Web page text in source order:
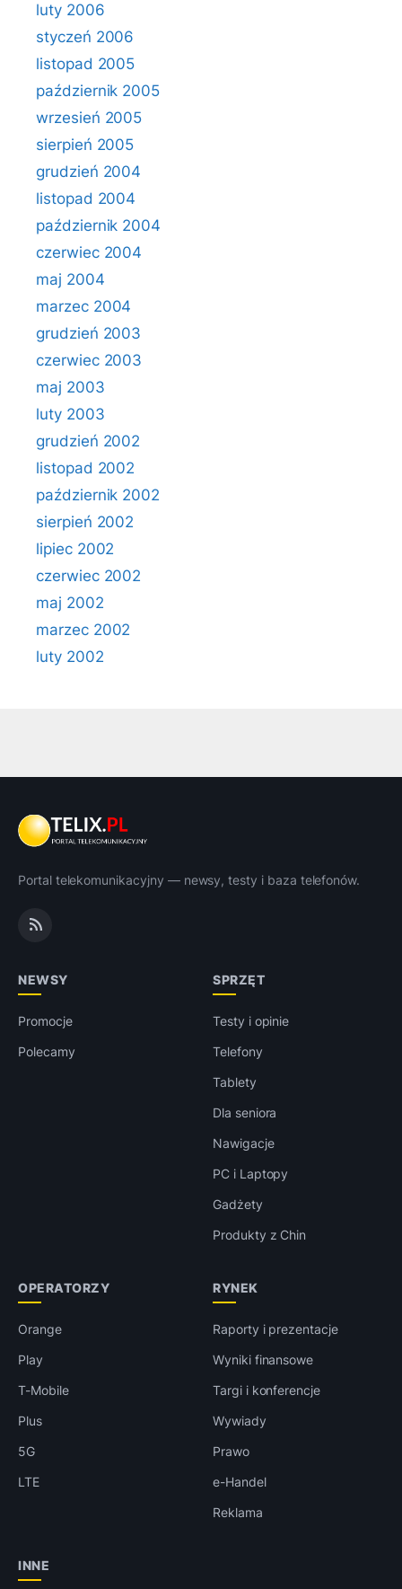
luty 2006
styczeń 2006
listopad 2005
październik 2005
wrzesień 2005
sierpień 2005
grudzień 2004
listopad 2004
październik 2004
czerwiec 2004
maj 2004
marzec 2004
grudzień 2003
czerwiec 2003
maj 2003
luty 2003
grudzień 2002
listopad 2002
październik 2002
sierpień 2002
lipiec 2002
czerwiec 2002
maj 2002
marzec 2002
luty 2002
Portal telekomunikacyjny — newsy, testy i baza telefonów.
NEWSY
Promocje
Polecamy
SPRZĘT
Testy i opinie
Telefony
Tablety
Dla seniora
Nawigacje
PC i Laptopy
Gadżety
Produkty z Chin
OPERATORZY
Orange
Play
T-Mobile
Plus
5G
LTE
RYNEK
Raporty i prezentacje
Wyniki finansowe
Targi i konferencje
Wywiady
Prawo
e-Handel
Reklama
INNE